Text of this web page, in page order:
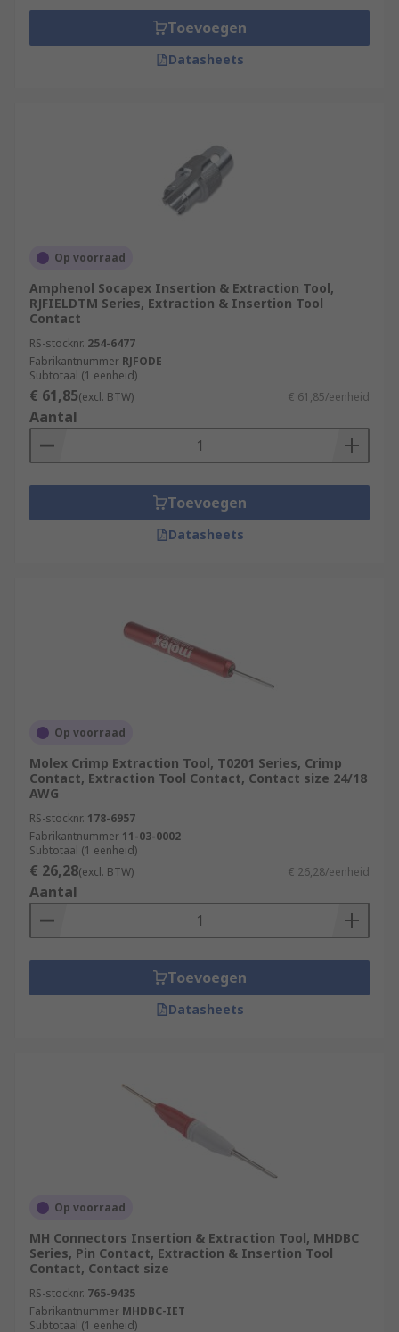
Toevoegen
Datasheets
Op voorraad
Amphenol Socapex Insertion & Extraction Tool,
RJFIELDTM Series, Extraction & Insertion Tool
Contact
RS-stocknr. 254-6477
Fabrikantnummer RJFODE
Subtotaal (1 eenheid)
€ 61,85(excl. BTW) € 61,85/eenheid
Aantal
Toevoegen
Datasheets
Op voorraad
Molex Crimp Extraction Tool, T0201 Series, Crimp
Contact, Extraction Tool Contact, Contact size 24/18
AWG
RS-stocknr. 178-6957
Fabrikantnummer 11-03-0002
Subtotaal (1 eenheid)
€ 26,28(excl. BTW) € 26,28/eenheid
Aantal
Toevoegen
Datasheets
Op voorraad
MH Connectors Insertion & Extraction Tool, MHDBC
Series, Pin Contact, Extraction & Insertion Tool
Contact, Contact size
RS-stocknr. 765-9435
Fabrikantnummer MHDBC-IET
Subtotaal (1 eenheid)